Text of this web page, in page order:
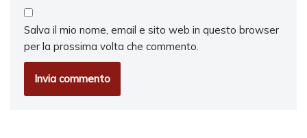
Salva il mio nome, email e sito web in questo browser
per la prossima volta che commento.